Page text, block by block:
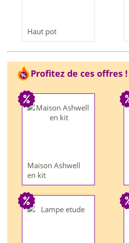
Haut pot
Profitez de ces offres !
Maison Ashwell
en kit